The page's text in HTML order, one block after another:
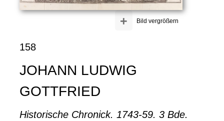
Bild vergrößern
+
158
JOHANN LUDWIG
GOTTFRIED
Historische Chronick. 1743-59. 3 Bde.